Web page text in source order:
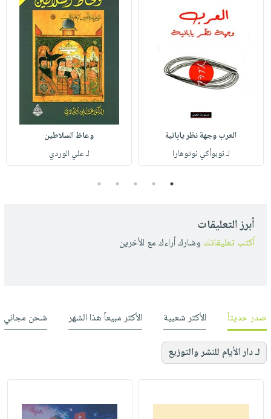
العرب وجهة نظر يابانية
لـ نوبوأكي نوتوهارا
وعاظ السلاطين
لـ علي الوردي
1
2
3
4
5
أبرز التعليقات
أكتب تعليقاتك وشارك أراءك مع الأخرين
صدر حديثاً الأكثر شعبية الأكثر مبيعاً هذا الشهر شحن مجاني
لـ دار الأيام للنشر والتوزيع